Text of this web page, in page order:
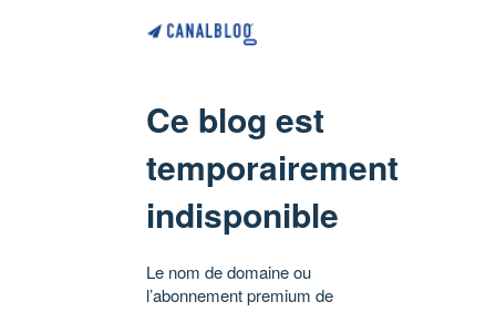
Ce blog est
temporairement
indisponible
Le nom de domaine ou
l’abonnement premium de